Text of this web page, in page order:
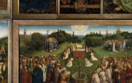
- version papier